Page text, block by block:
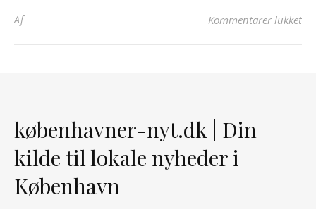
Af Kommentarer lukkettil
københavner-nyt.dk | Din
kilde til lokale nyheder i
København